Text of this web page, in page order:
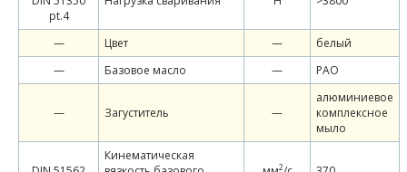
pt.4
— Цвет —
белый
—
Базовое масло — РАО
— Загуститель —
алюминиевое
комплексное
мыло
Кинематическая
2